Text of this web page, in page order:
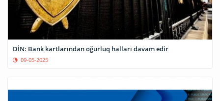
DİN: Bank kartlarından oğurluq halları davam edir
09-05-2025